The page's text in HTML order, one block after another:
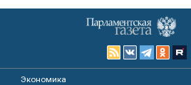
Экономика